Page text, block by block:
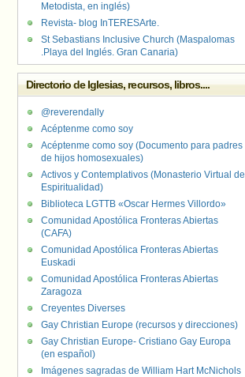
Metodista, en inglés)
Revista- blog InTERESArte.
St Sebastians Inclusive Church (Maspalomas
.Playa del Inglés. Gran Canaria)
Directorio de Iglesias, recursos, libros....
@reverendally
Acéptenme como soy
Acéptenme como soy (Documento para padres
de hijos homosexuales)
Activos y Contemplativos (Monasterio Virtual de
Espiritualidad)
Biblioteca LGTTB «Oscar Hermes Villordo»
Comunidad Apostólica Fronteras Abiertas
(CAFA)
Comunidad Apostólica Fronteras Abiertas
Euskadi
Comunidad Apostólica Fronteras Abiertas
Zaragoza
Creyentes Diverses
Gay Christian Europe (recursos y direcciones)
Gay Christian Europe- Cristiano Gay Europa
(en español)
Imágenes sagradas de William Hart McNichols